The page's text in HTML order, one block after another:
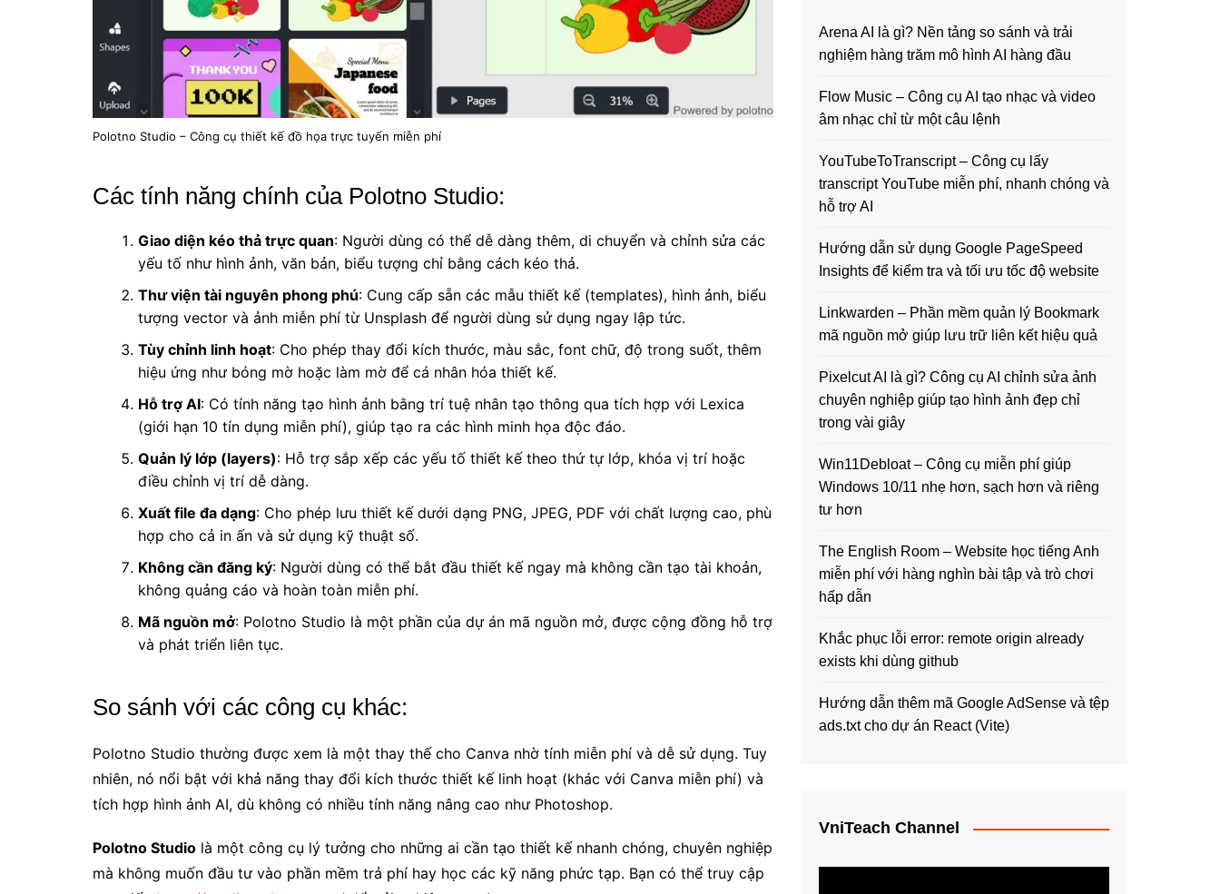
Polotno Studio – Công cụ thiết kế đồ họa trực tuyến miễn phí
Các tính năng chính của Polotno Studio:
Giao diện kéo thả trực quan: Người dùng có thể dễ dàng thêm, di chuyển và chỉnh sửa các
yếu tố như hình ảnh, văn bản, biểu tượng chỉ bằng cách kéo thả.
Thư viện tài nguyên phong phú: Cung cấp sẵn các mẫu thiết kế (templates), hình ảnh, biểu
tượng vector và ảnh miễn phí từ Unsplash để người dùng sử dụng ngay lập tức.
Tùy chỉnh linh hoạt: Cho phép thay đổi kích thước, màu sắc, font chữ, độ trong suốt, thêm
hiệu ứng như bóng mờ hoặc làm mờ để cá nhân hóa thiết kế.
Hỗ trợ AI: Có tính năng tạo hình ảnh bằng trí tuệ nhân tạo thông qua tích hợp với Lexica
(giới hạn 10 tín dụng miễn phí), giúp tạo ra các hình minh họa độc đáo.
Quản lý lớp (layers): Hỗ trợ sắp xếp các yếu tố thiết kế theo thứ tự lớp, khóa vị trí hoặc
điều chỉnh vị trí dễ dàng.
Xuất file đa dạng: Cho phép lưu thiết kế dưới dạng PNG, JPEG, PDF với chất lượng cao, phù
hợp cho cả in ấn và sử dụng kỹ thuật số.
Không cần đăng ký: Người dùng có thể bắt đầu thiết kế ngay mà không cần tạo tài khoản,
không quảng cáo và hoàn toàn miễn phí.
Mã nguồn mở: Polotno Studio là một phần của dự án mã nguồn mở, được cộng đồng hỗ trợ
và phát triển liên tục.
So sánh với các công cụ khác:
Polotno Studio thường được xem là một thay thế cho Canva nhờ tính miễn phí và dễ sử dụng. Tuy
nhiên, nó nổi bật với khả năng thay đổi kích thước thiết kế linh hoạt (khác với Canva miễn phí) và
tích hợp hình ảnh AI, dù không có nhiều tính năng nâng cao như Photoshop.
Polotno Studio là một công cụ lý tưởng cho những ai cần tạo thiết kế nhanh chóng, chuyên nghiệp
mà không muốn đầu tư vào phần mềm trả phí hay học các kỹ năng phức tạp. Bạn có thể truy cập
Arena AI là gì? Nền tảng so sánh và trải
nghiệm hàng trăm mô hình AI hàng đầu
Flow Music – Công cụ AI tạo nhạc và video
âm nhạc chỉ từ một câu lệnh
YouTubeToTranscript – Công cụ lấy
transcript YouTube miễn phí, nhanh chóng và
hỗ trợ AI
Hướng dẫn sử dụng Google PageSpeed
Insights để kiểm tra và tối ưu tốc độ website
Linkwarden – Phần mềm quản lý Bookmark
mã nguồn mở giúp lưu trữ liên kết hiệu quả
Pixelcut AI là gì? Công cụ AI chỉnh sửa ảnh
chuyên nghiệp giúp tạo hình ảnh đẹp chỉ
trong vài giây
Win11Debloat – Công cụ miễn phí giúp
Windows 10/11 nhẹ hơn, sạch hơn và riêng
tư hơn
The English Room – Website học tiếng Anh
miễn phí với hàng nghìn bài tập và trò chơi
hấp dẫn
Khắc phục lỗi error: remote origin already
exists khi dùng github
Hướng dẫn thêm mã Google AdSense và tệp
ads.txt cho dự án React (Vite)
VniTeach Channel